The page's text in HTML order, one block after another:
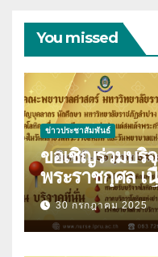
You missed
ข่าวประชาสัมพันธ์
ขอเชิญร่วมบริ
พระราชกุศล เ
ราชสมภพสมเ
รมราชชนนี แ
21 ตุลาคม
30 กรกฎาคม 2025